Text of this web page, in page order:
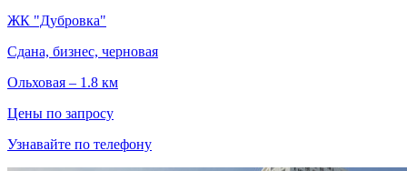
ЖК "Дубровка"
Сдана, бизнес, черновая
Ольховая – 1.8 км
Цены по запросу
Узнавайте по телефону